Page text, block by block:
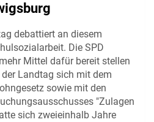
debattiert an diesem
Die SPD
Mittel dafür bereit stellen
Landtag sich mit dem
sowie mit den
"Zulagen
sich zweieinhalb Jahre